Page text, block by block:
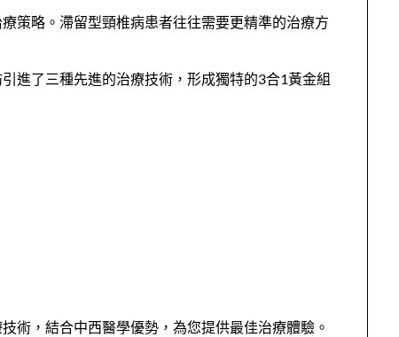
策略。滯留型頸椎病患者往往需要更精準的治療方
進了三種先進的治療技術，形成獨特的3合1黃金組
術，結合中西醫學優勢，為您提供最佳治療體驗。